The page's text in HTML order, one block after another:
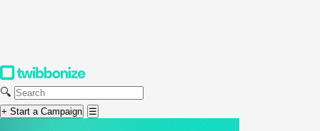
🔍
+ Start a Campaign ☰